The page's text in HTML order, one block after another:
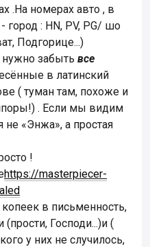
.На номерах авто , в
город : HN, PV, PG/ шо
Подгорице...)
забыть все
в латинский
( туман там, похоже и
. Если мы видим
не «Энжа», а простая
!
https://masterpiecer-
в письменность,
Господи...)и (
у них не случилось,